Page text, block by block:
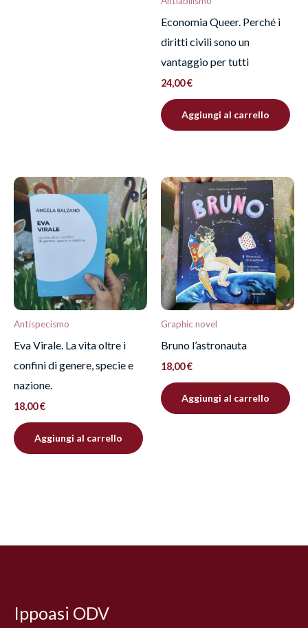
Economia Queer. Perché i
diritti civili sono un
vantaggio per tutti
24,00€
Aggiungi al carrello
Antispecismo
Eva Virale. La vita oltre i
confini di genere, specie e
nazione.
18,00€
Aggiungi al carrello
Graphic novel
Bruno l’astronauta
18,00€
Aggiungi al carrello
Ippoasi ODV